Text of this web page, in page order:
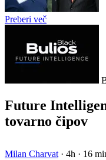
Preberi več
Future
tovarno čipov
Milan Charvat · 4h · 16